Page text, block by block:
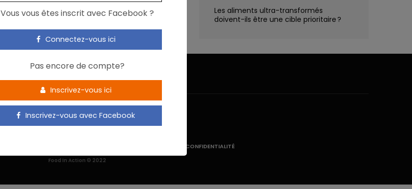
Les aliments ultra-transformés
doivent-ils être une cible prioritaire ?
Vous vous êtes inscrit avec Facebook ?
Connectez-vous ici
Pas encore de compte?
Inscrivez-vous ici
Inscrivez-vous avec Facebook
POLITIQUE DE CONFIDENTIALITÉ
Food In Action © 2022